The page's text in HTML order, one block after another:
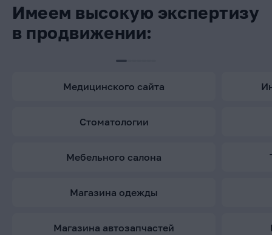
Имеем высокую экспертизу
в продвижении:
медицинского сайта
стоматологии
мебельного салона
магазина одежды
магазина автозапчастей